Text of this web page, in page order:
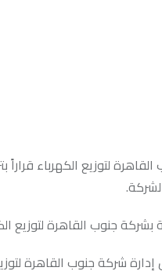
لتوزيع الكهرباء
جنوب القاهرة لتوزيع
جنوب القاهرة لتوزيع